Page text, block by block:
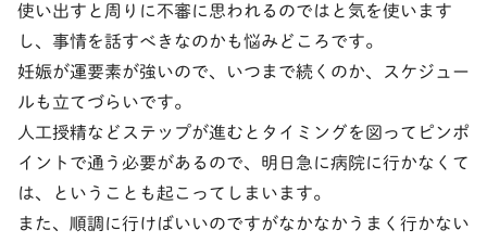
使い出すと周りに不審に思われるのではと気を使います
し、事情を話すべきなのかも悩みどころです。
妊娠が運要素が強いので、いつまで続くのか、スケジュー
ルも立てづらいです。
人工授精などステップが進むとタイミングを図ってピンポ
イントで通う必要があるので、明日急に病院に行かなくて
は、ということも起こってしまいます。
また、順調に行けばいいのですがなかなかうまく行かない